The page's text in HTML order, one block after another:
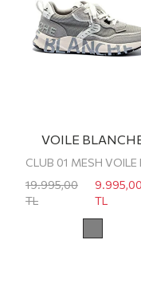
VOILE
19.995,00
TL
9.995,00
TL